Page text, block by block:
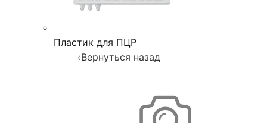
Пластик для ПЦР
‹Вернуться назад